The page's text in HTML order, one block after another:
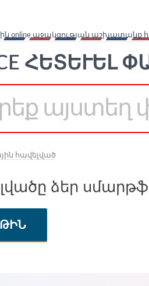
online աջակցության աշխատանք
ՀԵՏԵՒԵԼ
հավելված
ձեր